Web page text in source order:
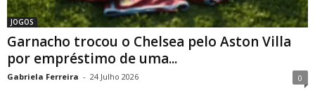
JOGOS
Garnacho trocou o Chelsea pelo Aston Villa
por empréstimo de uma...
Gabriela Ferreira - 24 Julho 2026 0